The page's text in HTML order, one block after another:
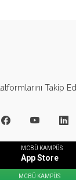
Takip
MCBÜ KAMPÜS
App Store
MCBÜ KAMPÜS